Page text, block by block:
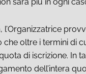
oltre i termini di
di iscrizione. In
dell’intera